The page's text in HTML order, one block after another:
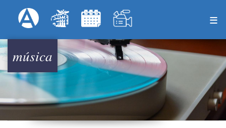
al
principal
Menú Superior
música